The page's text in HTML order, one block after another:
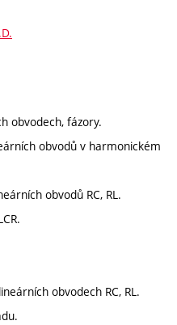
obvodech, fázory.
obvodů v harmonickém
obvodů RC, RL.
obvodech RC, RL.